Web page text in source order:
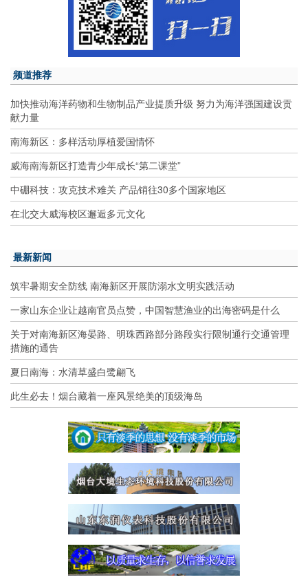
频道推荐
加快推动海洋药物和生物制品产业提质升级 努力为海洋强国建设贡
献力量
南海新区：多样活动厚植爱国情怀
威海南海新区打造青少年成长“第二课堂”
中硼科技：攻克技术难关 产品销往30多个国家地区
在北交大威海校区邂逅多元文化
最新新闻
筑牢暑期安全防线 南海新区开展防溺水文明实践活动
一家山东企业让越南官员点赞，中国智慧渔业的出海密码是什么
关于对南海新区海晏路、明珠西路部分路段实行限制通行交通管理
措施的通告
夏日南海：水清草盛白鹭翩飞
此生必去！烟台藏着一座风景绝美的顶级海岛